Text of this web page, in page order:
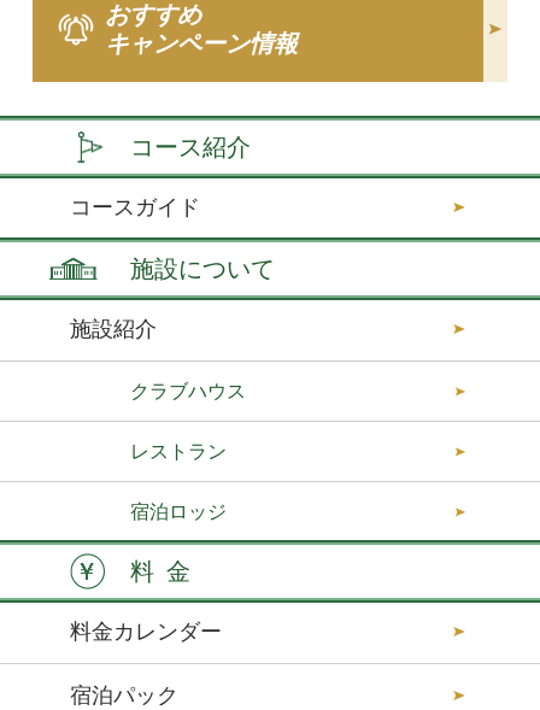
おすすめ
キャンペーン情報
コース紹介
コースガイド
施設について
施設紹介
クラブハウス
レストラン
宿泊ロッジ
料金
料金カレンダー
宿泊パック